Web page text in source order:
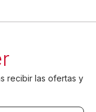
recibir las ofertas y